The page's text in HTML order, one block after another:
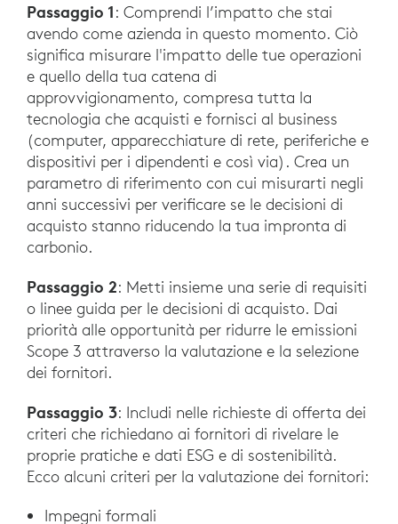
Passaggio 1: Comprendi l’impatto che stai
avendo come azienda in questo momento. Ciò
significa misurare l'impatto delle tue operazioni
e quello della tua catena di
approvvigionamento, compresa tutta la
tecnologia che acquisti e fornisci al business
(computer, apparecchiature di rete, periferiche e
dispositivi per i dipendenti e così via). Crea un
parametro di riferimento con cui misurarti negli
anni successivi per verificare se le decisioni di
acquisto stanno riducendo la tua impronta di
carbonio.
Passaggio 2: Metti insieme una serie di requisiti
o linee guida per le decisioni di acquisto. Dai
priorità alle opportunità per ridurre le emissioni
Scope 3 attraverso la valutazione e la selezione
dei fornitori.
Passaggio 3: Includi nelle richieste di offerta dei
criteri che richiedano ai fornitori di rivelare le
proprie pratiche e dati ESG e di sostenibilità.
Ecco alcuni criteri per la valutazione dei fornitori:
Impegni formali